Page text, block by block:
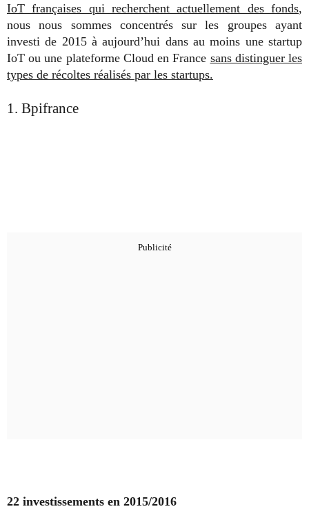
IoT françaises qui recherchent actuellement des fonds,
nous nous sommes concentrés sur les groupes ayant
investi de 2015 à aujourd’hui dans au moins une startup
IoT ou une plateforme Cloud en France sans distinguer les
types de récoltes réalisés par les startups.
1. Bpifrance
22 investissements en 2015/2016